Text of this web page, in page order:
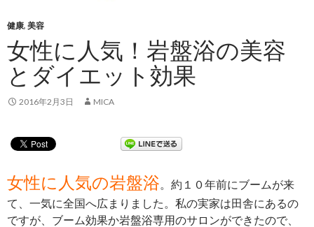
健康, 美容
女性に人気！岩盤浴の美容
とダイエット効果
2016年2月3日 MICA
女性に人気の岩盤浴。約１０年前にブームが来
て、一気に全国へ広まりました。私の実家は田舎にあるの
ですが、ブーム効果か岩盤浴専用のサロンができたので、